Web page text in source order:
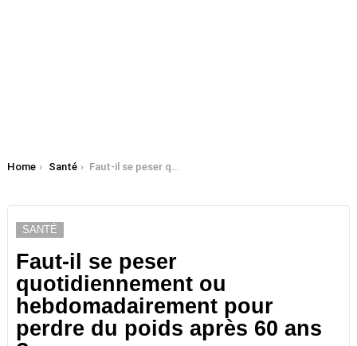
You are here:
Home Santé Faut-il se peser quotidiennement ou hebdomadairement pour perdre du poids après 60 ans ?
SANTÉ
Faut-il se peser
quotidiennement ou
hebdomadairement pour
perdre du poids après 60 ans